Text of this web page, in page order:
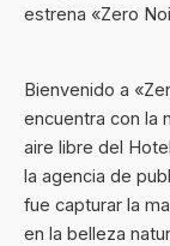
estrena «Zero
Bienvenido a
encuentra con la
aire libre del
la agencia de
fue capturar la
en la belleza